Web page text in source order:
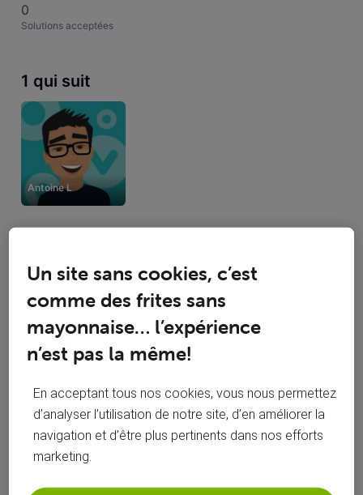
0
Solutions acceptées
1 qui suit
Antoine L
Activités de Verlaine Marc
Toutesles activités
Selected
Toutesles
activités
Verlaine Marc a aimé le commentaire de Blaugrana
B
Je ne comprends pas pourquoi orange diffuse eurosport et
Un site sans cookies, c’est
comme des frites sans
mayonnaise… l’expérience
n’est pas la même!
En acceptant tous nos cookies, vous nous permettez
d’analyser l’utilisation de notre site, d’en améliorer la
navigation et d’être plus pertinents dans nos efforts
marketing.